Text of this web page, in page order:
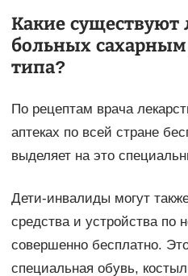
Какие существуют
больных
типа?
По рецептам врача
аптеках по всей стране
выделяет на это
Дети-инвалиды могут
средства и устройства по
совершенно бесплатно.
специальная обувь,